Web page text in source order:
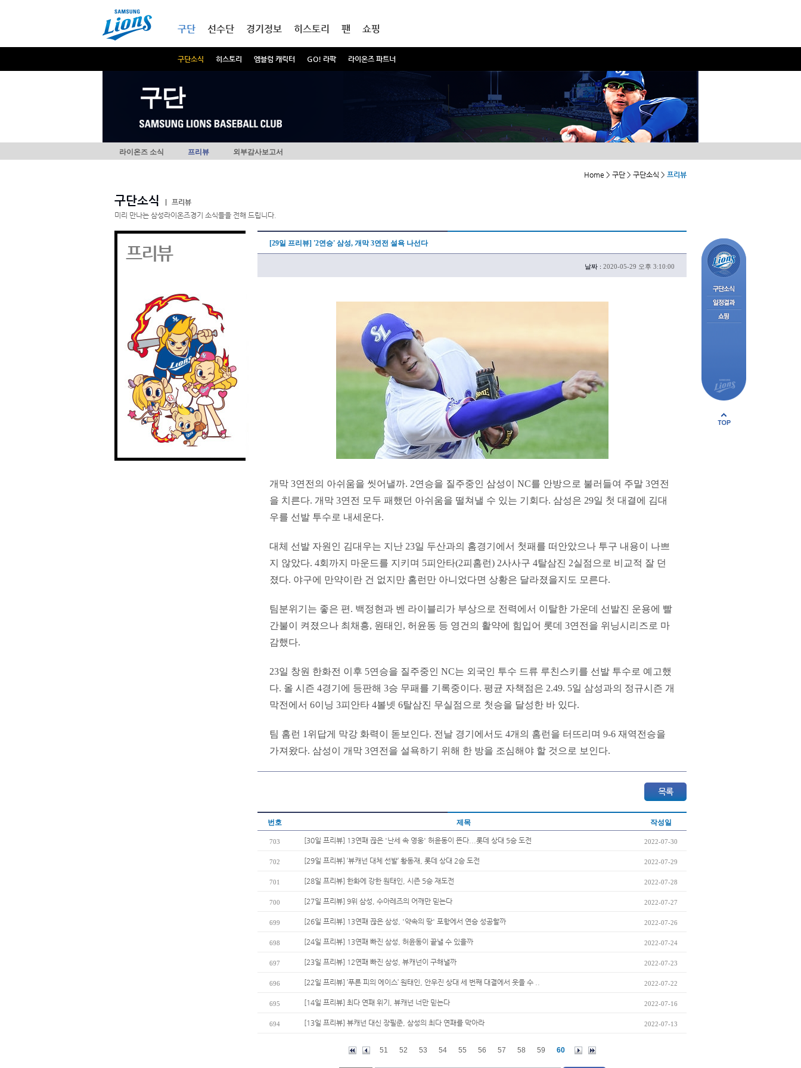
구단
구단소식 히스토리 엠블럼 캐릭터 GO! 라팍 라이온즈 파트너
선수단 경기정보 히스토리 팬 쇼핑
구단
라이온즈 소식 프리뷰 외부감사보고서
Home > 구단 > 구단소식 > 프리뷰
구단소식
프리뷰
미리 만나는 삼성라이온즈경기 소식들을 전해 드립니다.
프리뷰 [29일 프리뷰] '2연승' 삼성, 개막 3연전 설욕 나선다
날짜 : 2020-05-29 오후 3:10:00
개막 3연전의 아쉬움을 씻어낼까. 2연승을 질주중인 삼성이 NC를 안방으로 불러들여 주말 3연전
을 치른다. 개막 3연전 모두 패했던 아쉬움을 떨쳐낼 수 있는 기회다. 삼성은 29일 첫 대결에 김대
우를 선발 투수로 내세운다.
대체 선발 자원인 김대우는 지난 23일 두산과의 홈경기에서 첫패를 떠안았으나 투구 내용이 나쁘
지 않았다. 4회까지 마운드를 지키며 5피안타(2피홈런) 2사사구 4탈삼진 2실점으로 비교적 잘 던
졌다. 야구에 만약이란 건 없지만 홈런만 아니었다면 상황은 달라졌을지도 모른다.
팀분위기는 좋은 편. 백정현과 벤 라이블리가 부상으로 전력에서 이탈한 가운데 선발진 운용에 빨
간불이 켜졌으나 최채흥, 원태인, 허윤동 등 영건의 활약에 힘입어 롯데 3연전을 위닝시리즈로 마
감했다.
23일 창원 한화전 이후 5연승을 질주중인 NC는 외국인 투수 드류 루친스키를 선발 투수로 예고했
다. 올 시즌 4경기에 등판해 3승 무패를 기록중이다. 평균 자책점은 2.49. 5일 삼성과의 정규시즌 개
막전에서 6이닝 3피안타 4볼넷 6탈삼진 무실점으로 첫승을 달성한 바 있다.
팀 홈런 1위답게 막강 화력이 돋보인다. 전날 경기에서도 4개의 홈런을 터뜨리며 9-6 재역전승을
가져왔다. 삼성이 개막 3연전을 설욕하기 위해 한 방을 조심해야 할 것으로 보인다.
번호 제목 작성일
703 [30일 프리뷰] 13연패 끊은 '난세 속 영웅' 허윤동이 뜬다...롯데 상대 5승 도전 2022-07-30
702 [29일 프리뷰] ‘뷰캐넌 대체 선발’ 황동재, 롯데 상대 2승 도전 2022-07-29
701 [28일 프리뷰] 한화에 강한 원태인, 시즌 5승 재도전 2022-07-28
700 [27일 프리뷰] 9위 삼성, 수아레즈의 어깨만 믿는다 2022-07-27
699 [26일 프리뷰] 13연패 끊은 삼성, '약속의 땅' 포항에서 연승 성공할까 2022-07-26
698 [24일 프리뷰] 13연패 빠진 삼성, 허윤동이 끝낼 수 있을까 2022-07-24
697 [23일 프리뷰] 12연패 빠진 삼성, 뷰캐넌이 구해낼까 2022-07-23
696 [22일 프리뷰] ‘푸른 피의 에이스’ 원태인, 안우진 상대 세 번째 대결에서 웃을 수 .. 2022-07-22
695 [14일 프리뷰] 최다 연패 위기, 뷰캐넌 너만 믿는다 2022-07-16
694 [13일 프리뷰] 뷰캐넌 대신 장필준, 삼성의 최다 연패를 막아라 2022-07-13
51 52 53 54 55 56 57 58 59 60